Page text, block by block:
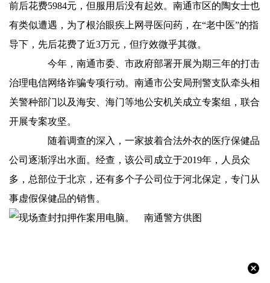
前后花费5984元，但服用后没有起效。南通市区的陶女士也
有类似遭遇，为了根治眼疾上网寻医问药，在“老中医”的指
导下，先后花费了近3万元，但疗效微乎其微。
今年，南通市委、市政府部署开展为期三年的打击
治理电信网络诈骗专项行动。南通市公安局刑警支队牵头相
关警种部门以及海安、海门等地公安机关成立专案组，联合
开展专案攻坚。
随着调查的深入，一家披着合法外衣的医疗保健品
公司逐渐浮出水面。经查，该公司成立于2019年，人员众
多，总部位于北京，还有多个子公司位于河北保定，专门从
事虚假保健品的销售。